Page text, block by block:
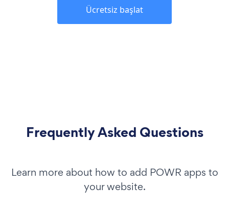
Ücretsiz başlat
Frequently Asked Questions
Learn more about how to add POWR apps to
your website.